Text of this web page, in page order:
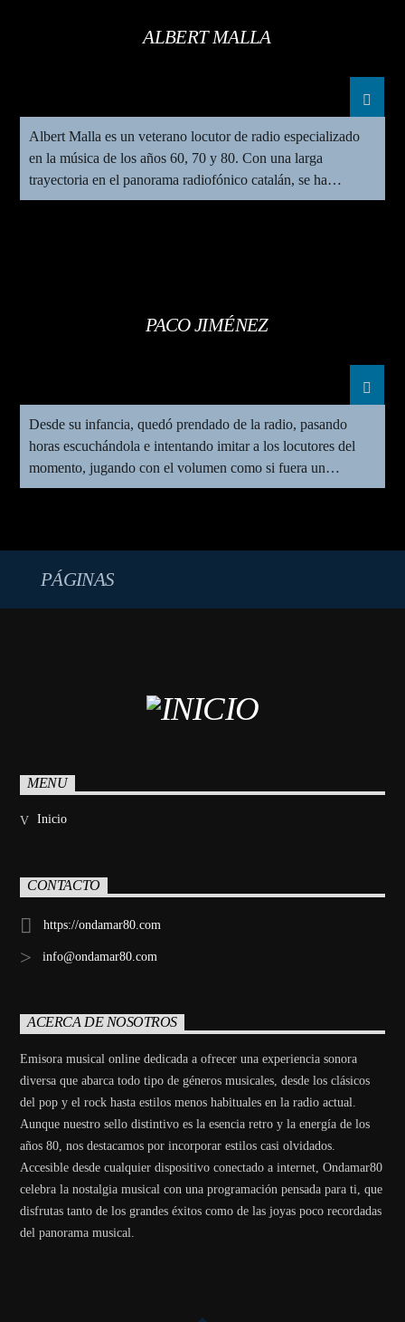
ALBERT MALLA
Albert Malla es un veterano locutor de radio especializado
en la música de los años 60, 70 y 80. Con una larga
trayectoria en el panorama radiofónico catalán, se ha
consolidado como una de las voces más reconocibles gracias
PACO JIMÉNEZ
Desde su infancia, quedó prendado de la radio, pasando
horas escuchándola e intentando imitar a los locutores del
momento, jugando con el volumen como si fuera un
«control», siguiendo el ejemplo de ídolos radiofónicos de
y […]
PÁGINAS
MENU
Inicio
CONTACTO
https://ondamar80.com
info@ondamar80.com
ACERCA DE NOSOTROS
Emisora musical online dedicada a ofrecer una experiencia sonora
diversa que abarca todo tipo de géneros musicales, desde los clásicos
del pop y el rock hasta estilos menos habituales en la radio actual.
Aunque nuestro sello distintivo es la esencia retro y la energía de los
años 80, nos destacamos por incorporar estilos casi olvidados.
Accesible desde cualquier dispositivo conectado a internet, Ondamar80
celebra la nostalgia musical con una programación pensada para ti, que
disfrutas tanto de los grandes éxitos como de las joyas poco recordadas
del panorama musical.